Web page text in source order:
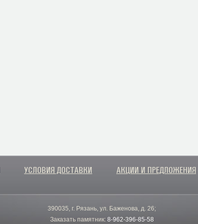
УСЛОВИЯ ДОСТАВКИ АКЦИИ И ПРЕДЛОЖЕНИЯ
390035, г. Рязань, ул. Баженова, д. 26;
Заказать памятник: 8-962-396-85-58